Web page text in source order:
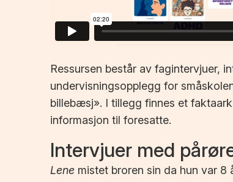
Ressursen består av fagintervjuer,
undervisningsopplegg for
billebæsj». I tillegg finnes et
informasjon til foresatte.
Intervjuer med
Lene mistet broren sin da hun var 8